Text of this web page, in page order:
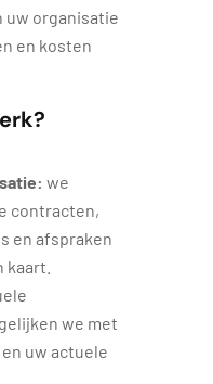
uw organisatie
en kosten
we
contracten,
en afspraken
we met
uw actuele